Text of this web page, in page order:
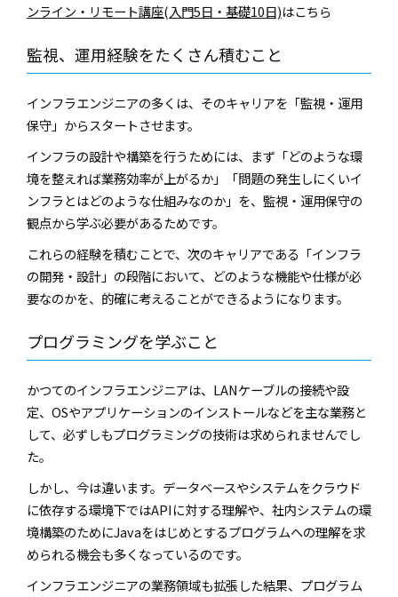
ンライン・リモート講座(入門5日・基礎10日)はこちら
監視、運用経験をたくさん積むこと
インフラエンジニアの多くは、そのキャリアを「監視・運用
保守」からスタートさせます。
インフラの設計や構築を行うためには、まず「どのような環
境を整えれば業務効率が上がるか」「問題の発生しにくいイ
ンフラとはどのような仕組みなのか」を、監視・運用保守の
観点から学ぶ必要があるためです。
これらの経験を積むことで、次のキャリアである「インフラ
の開発・設計」の段階において、どのような機能や仕様が必
要なのかを、的確に考えることができるようになります。
プログラミングを学ぶこと
かつてのインフラエンジニアは、LANケーブルの接続や設
定、OSやアプリケーションのインストールなどを主な業務と
して、必ずしもプログラミングの技術は求められませんでし
た。
しかし、今は違います。データベースやシステムをクラウド
に依存する環境下ではAPIに対する理解や、社内システムの環
境構築のためにJavaをはじめとするプログラムへの理解を求
められる機会も多くなっているのです。
インフラエンジニアの業務領域も拡張した結果、プログラム